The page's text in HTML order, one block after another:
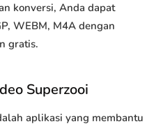
konversi, Anda dapat
WEBM, M4A dengan
gratis.
Superzooi
aplikasi yang membantu